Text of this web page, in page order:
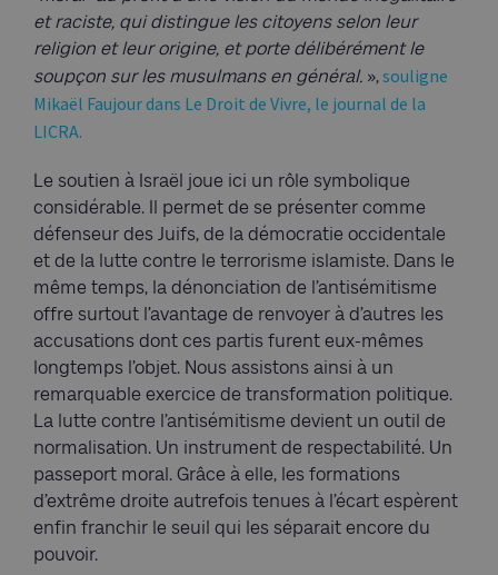
et raciste, qui distingue les citoyens selon leur
religion et leur origine, et porte délibérément le
soupçon sur les musulmans en général. »,souligne
Mikaël Faujour dans Le Droit de Vivre, le journal de la
LICRA.
Le soutien à Israël joue ici un rôle symbolique
considérable. Il permet de se présenter comme
défenseur des Juifs, de la démocratie occidentale
et de la lutte contre le terrorisme islamiste. Dans le
même temps, la dénonciation de l’antisémitisme
offre surtout l’avantage de renvoyer à d’autres les
accusations dont ces partis furent eux-mêmes
longtemps l’objet. Nous assistons ainsi à un
remarquable exercice de transformation politique.
La lutte contre l’antisémitisme devient un outil de
normalisation. Un instrument de respectabilité. Un
passeport moral. Grâce à elle, les formations
d’extrême droite autrefois tenues à l’écart espèrent
enfin franchir le seuil qui les séparait encore du
pouvoir.